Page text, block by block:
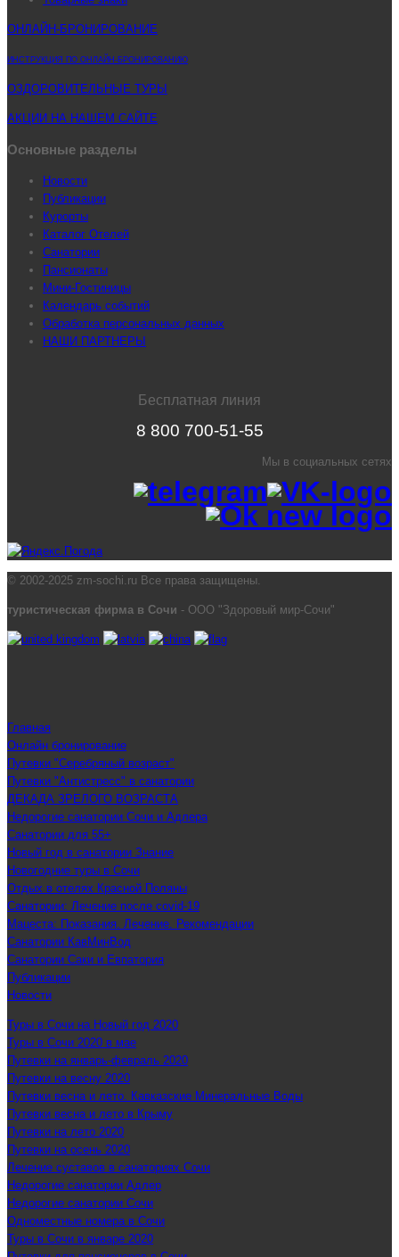
ОНЛАЙН-БРОНИРОВАНИЕ
ИНСТРУКЦИЯ ПО ОНЛАЙН-БРОНИРОВАНИЮ
ОЗДОРОВИТЕЛЬНЫЕ ТУРЫ
АКЦИИ НА НАШЕМ САЙТЕ
Основные разделы
Новости
Публикации
Курорты
Каталог Отелей
Санатории
Пансионаты
Мини-Гостиницы
Календарь событий
Обработка персональных данных
НАШИ ПАРТНЕРЫ
Бесплатная линия
8 800 700-51-55
Мы в социальных сетях
© 2002-2025 zm-sochi.ru Все права защищены.
туристическая фирма в Сочи - ООО "Здоровый мир-Сочи"
Главная
Онлайн бронирование
Путевки "Серебряный возраст"
Путевки "Антистресс" в санатории
ДЕКАДА ЗРЕЛОГО ВОЗРАСТА
Недорогие санатории Сочи и Адлера
Санатории для 55+
Новый год в санатории Знание
Новогодние туры в Сочи
Отдых в отелях Красной Поляны
Санатории: Лечение после covid-19
Мацеста: Показания. Лечение. Рекомендации
Санатории КавМинВод
Санатории Саки и Евпатория
Публикации
Новости
Туры в Сочи на Новый год 2020
Туры в Сочи 2020 в мае
Путевки на январь-февраль 2020
Путевки на весну 2020
Путевки весна и лето. Кавказские Минеральные Воды
Путевки весна и лето в Крыму
Путевки на лето 2020
Путевки на осень 2020
Лечение суставов в санаториях Сочи
Недорогие санатории Адлер
Недорогие санатории Сочи
Одноместные номера в Сочи
Туры в Сочи в январе 2020